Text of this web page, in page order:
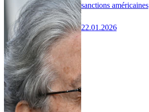
sanctions américaines
22.01.2026